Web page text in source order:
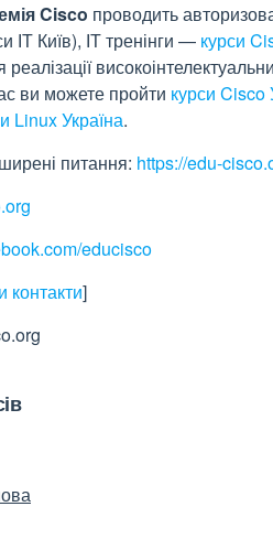
Cisco проводить
ІТ Київ), ІТ тренінги — курси
реалізації
ви можете пройти курси Cisco
Linux Україна.
питання: https://edu-
educisco
контакти]